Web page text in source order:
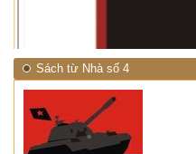
Sách từ Nhà số 4